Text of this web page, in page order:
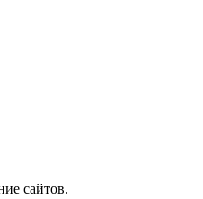
сайтов.